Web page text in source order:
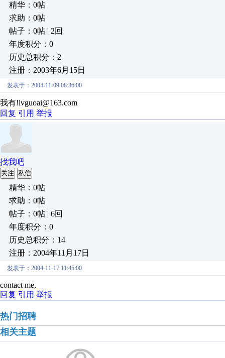
精华：0帖
求助：0帖
帖子：0帖 | 2回
年度积分：0
历史总积分：2
注册：2003年6月15日
发表于：2004-11-09 08:36:00
我有!lvguoai@163.com
回复 引用 举报
找我吧
关注 私信
精华：0帖
求助：0帖
帖子：0帖 | 6回
年度积分：0
历史总积分：14
注册：2004年11月17日
发表于：2004-11-17 11:45:00
contact me,
回复 引用 举报
热门招聘
相关主题